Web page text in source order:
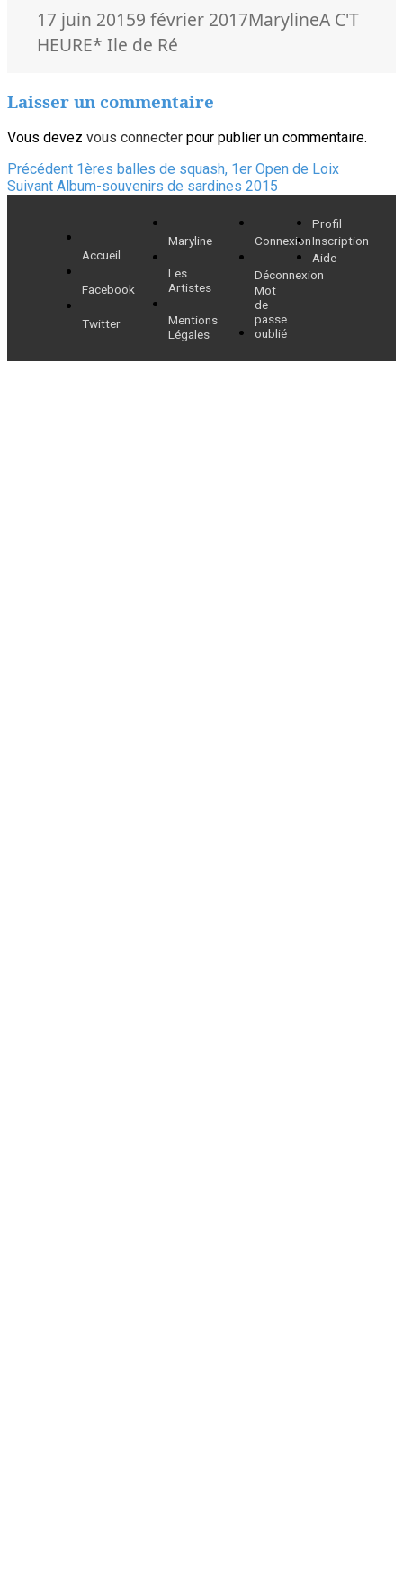
Publié
le
17 juin 20159 février 2017Auteur
MarylineA C'T
HEUREMots-
* Ile de Ré
Laisser un commentaire
Vous devez vous connecter pour publier un commentaire.
Navigation
de
l’article
Précédent Article
précédent :
1ères balles de squash, 1er Open de Loix
Suivant Article
Album-souvenirs de sardines 2015
Accueil
Facebook
Twitter
Maryline
Les
Artistes
Mentions
Légales
Connexion
Déconnexion
Mot
de
passe
oublié
Profil
Inscription
Aide